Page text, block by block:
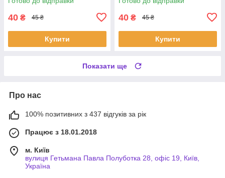
40 ₴ 45 ₴
Купити
40 ₴ 45 ₴
Купити
Показати ще
Про нас
100% позитивних з 437 відгуків за рік
Працює з 18.01.2018
м. Київ
вулиця Гетьмана Павла Полуботка 28, офіс 19, Київ,
Україна